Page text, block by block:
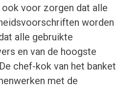
voor zorgen dat alle
worden
alle gebruikte
en van de hoogste
chef-kok van het banket
met de